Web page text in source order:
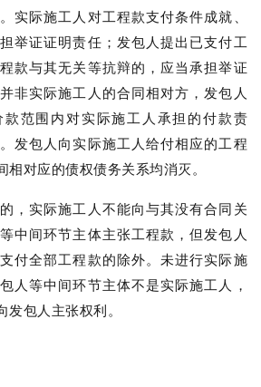
实际施工人对工程款支付条件成就、
举证证明责任；发包人提出已支付工
款与其无关等抗辩的，应当承担举证
非实际施工人的合同相对方，发包人
范围内对实际施工人承担的付款责
发包人向实际施工人给付相应的工程
相对应的债权债务关系均消灭。
，实际施工人不能向与其没有合同关
中间环节主体主张工程款，但发包人
付全部工程款的除外。未进行实际施
人等中间环节主体不是实际施工人，
发包人主张权利。